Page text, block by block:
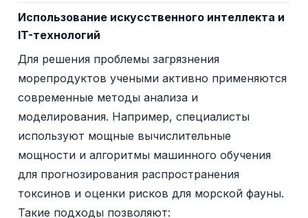
Использование искусственного интеллекта и
IT-технологий
Для решения проблемы загрязнения
морепродуктов учеными активно применяются
современные методы анализа и
моделирования. Например, специалисты
используют мощные вычислительные
мощности и алгоритмы машинного обучения
для прогнозирования распространения
токсинов и оценки рисков для морской фауны.
Такие подходы позволяют: